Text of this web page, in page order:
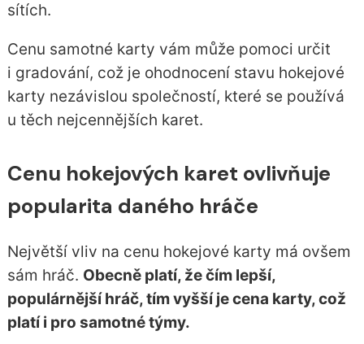
sítích.
Cenu samotné karty vám může pomoci určit
i gradování, což je ohodnocení stavu hokejové
karty nezávislou společností, které se používá
u těch nejcennějších karet.
Cenu hokejových karet ovlivňuje
popularita daného hráče
Největší vliv na cenu hokejové karty má ovšem
sám hráč. Obecně platí, že čím lepší,
populárnější hráč, tím vyšší je cena karty, což
platí i pro samotné týmy.